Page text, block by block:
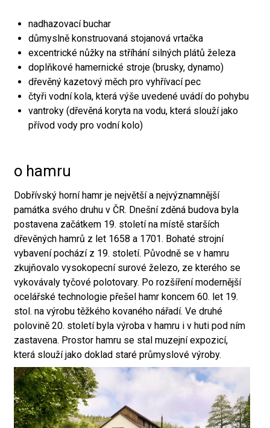
nadhazovací buchar
důmyslně konstruovaná stojanová vrtačka
excentrické nůžky na stříhání silných plátů železa
doplňkové hamernické stroje (brusky, dynamo)
dřevěný kazetový měch pro vyhřívací pec
čtyři vodní kola, která výše uvedené uvádí do pohybu
vantroky (dřevěná koryta na vodu, která slouží jako
přívod vody pro vodní kolo)
o hamru
Dobřívský horní hamr je největší a nejvýznamnější
památka svého druhu v ČR. Dnešní zděná budova byla
postavena začátkem 19. století na místě starších
dřevěných hamrů z let 1658 a 1701. Bohaté strojní
vybavení pochází z 19. století. Původně se v hamru
zkujňovalo vysokopecní surové železo, ze kterého se
vykovávaly tyčové polotovary. Po rozšíření modernější
ocelářské technologie přešel hamr koncem 60. let 19.
stol. na výrobu těžkého kovaného nářadí. Ve druhé
polovině 20. století byla výroba v hamru i v huti pod ním
zastavena. Prostor hamru se stal muzejní expozicí,
která slouží jako doklad staré průmyslové výroby.